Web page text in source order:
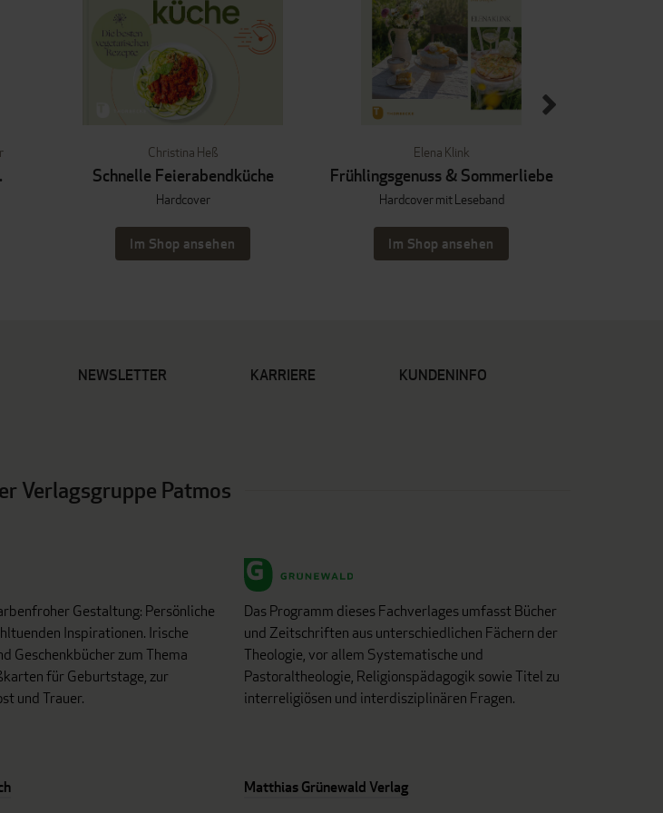
Christina Heß
Schnelle Feierabendküche
Hardcover
Im Shop ansehen
Elena Klink
Frühlingsgenuss & Sommerliebe
Hardcover mit Leseband
Im Shop ansehen
NEWSLETTER KARRIERE KUNDENINFO
Verlagsgruppe Patmos
Gestaltung: Persönliche
Inspirationen. Irische
Geschenkbücher zum Thema
für Geburtstage, zur
und Trauer.
Das Programm dieses Fachverlages umfasst Bücher
und Zeitschriften aus unterschiedlichen Fächern der
Theologie, vor allem Systematische und
Pastoraltheologie, Religionspädagogik sowie Titel zu
interreligiösen und interdisziplinären Fragen.
Matthias Grünewald Verlag